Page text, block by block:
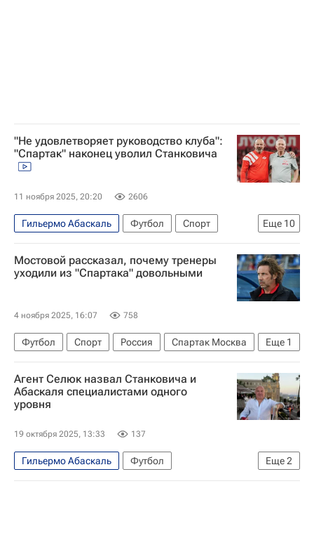
"Не удовлетворяет руководство клуба":
"Спартак" наконец уволил Станковича
11 ноября 2025, 20:20 2606
Еще 10
Гильермо Абаскаль Футбол
Спорт
РПЛ 2026-2027 (Чемпионат России по футболу)
Спартак Москва
Владимир Слишкович
Материалы РИА Спорт
Кубок России по футболу
ПФК ЦСКА
Ростов
Динамо (Махачкала)
Мостовой рассказал, почему тренеры
уходили из "Спартака" довольными
4 ноября 2025, 16:07 758
Еще 1
Футбол Спорт Россия
Спартак Москва
Александр Мостовой
Агент Селюк назвал Станковича и
Абаскаля специалистами одного
уровня
19 октября 2025, 13:33 137
Еще2
Гильермо Абаскаль
Футбол
Дмитрий Селюк
Спорт